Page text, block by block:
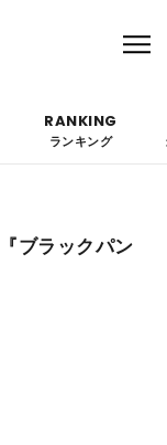
RANKING
ランキング
ブラックパン